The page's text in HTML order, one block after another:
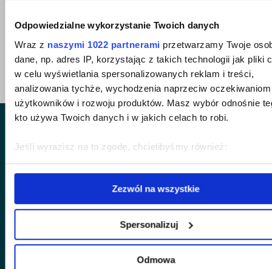
Odpowiedzialne wykorzystanie Twoich danych
Wraz z naszymi 1022 partnerami przetwarzamy Twoje
dane, np. adres IP, korzystając z takich technologii jak pliki
w celu wyświetlania spersonalizowanych reklam i treści,
analizowania tychże, wychodzenia naprzeciw oczekiwaniom
użytkowników i rozwoju produktów. Masz wybór odnośnie
kto używa Twoich danych i w jakich celach to robi.
Jeśli wyrazisz na to zgodę, chcielibyśmy również:
Gromadzić dane dotyczące Twojej lokalizacji
Identyfikować Twoje urządzenie, aktywnie analizując
charakteryzującego je zbiory danych (fingerprinting,
wirtualny odcisk palca)
Dowiedz się więcej odnośnie tego, jak Twoje osobiste dane
Zezwól na wszystkie
Spersonalizuj
Odmowa
powrót do wszystkich sukcesów
jesteśmy partnerem merytorycznym
portalu Bankster.press
Szukasz pomocy przy restrukturyzacji